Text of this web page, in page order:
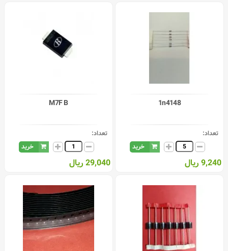
1n4148
تعداد:
خرید
9,240 ریال
M7F B
تعداد:
خرید
29,040 ریال